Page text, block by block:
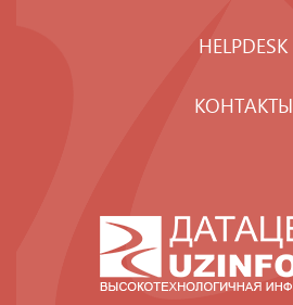
HELPDESK
КОНТАКТЫ